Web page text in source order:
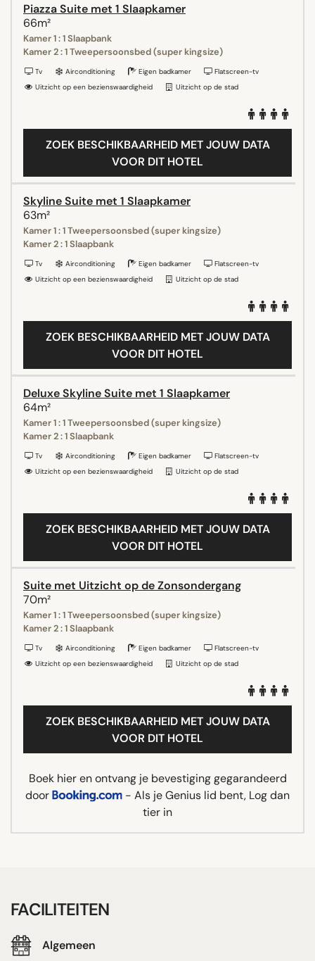
Piazza Suite met 1 Slaapkamer
66m²
Kamer 1 : 1 Slaapbank
Kamer 2 : 1 Tweepersoonsbed (super kingsize)
Tv Airconditioning Eigen badkamer
Flatscreen-tv
Uitzicht op een bezienswaardigheid
Uitzicht op de stad
ZOEK BESCHIKBAARHEID MET JOUW DATA
VOOR DIT HOTEL
Skyline Suite met 1 Slaapkamer
63m²
Kamer 1 : 1 Tweepersoonsbed (super kingsize)
Kamer 2 : 1 Slaapbank
Tv Airconditioning Eigen badkamer
Flatscreen-tv
Uitzicht op een bezienswaardigheid
Uitzicht op de stad
ZOEK BESCHIKBAARHEID MET JOUW DATA
VOOR DIT HOTEL
Deluxe Skyline Suite met 1 Slaapkamer
64m²
Kamer 1 : 1 Tweepersoonsbed (super kingsize)
Kamer 2 : 1 Slaapbank
Tv Airconditioning Eigen badkamer
Flatscreen-tv
Uitzicht op een bezienswaardigheid
Uitzicht op de stad
ZOEK BESCHIKBAARHEID MET JOUW DATA
VOOR DIT HOTEL
Suite met Uitzicht op de Zonsondergang
70m²
Kamer 1 : 1 Tweepersoonsbed (super kingsize)
Kamer 2 : 1 Slaapbank
Tv Airconditioning Eigen badkamer
Flatscreen-tv
Uitzicht op een bezienswaardigheid
Uitzicht op de stad
ZOEK BESCHIKBAARHEID MET JOUW DATA
VOOR DIT HOTEL
Boek hier en ontvang je bevestiging gegarandeerd
door
- Als je Genius lid bent, Log dan
tier in
FACILITEITEN
Algemeen